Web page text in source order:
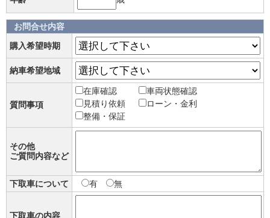
お問合せ内容
購入希望時期
納車希望地域
質問事項
在庫確認
車両状態確認
見積り依頼
ローン・金利
整備・保証
その他
ご質問内容など
下取車について 有 無
下取車の内容